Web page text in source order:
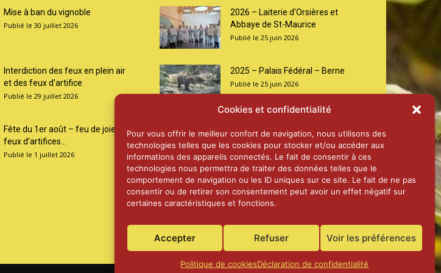
Cookies et confidentialité
Pour vous offrir le meilleur confort de navigation, nous utilisons des
technologies telles que les cookies pour stocker et/ou accéder aux
informations des appareils connectés. Le fait de consentir à ces
technologies nous permettra de traiter des données telles que le
comportement de navigation ou les ID uniques sur ce site. Le fait de ne pas
consentir ou de retirer son consentement peut avoir un effet négatif sur
certaines caractéristiques et fonctions.
Accepter Refuser Voir les préférences
Politique de cookiesDéclaration de confidentialité
Mise à ban du vignoble
30 juillet 2026
Interdiction des feux en plein air
et des feux d’artifice
29 juillet 2026
Fête du 1er août – feu de joie et
feux d’artifices...
1 juillet 2026
2026 – Laiterie d’Orsières et
Abbaye de St-Maurice
25 juin 2026
2025 – Palais Fédéral – Berne
25 juin 2026
Aînés – Noël 2024
14 janvier 2025